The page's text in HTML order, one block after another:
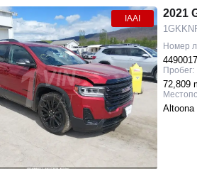
IAAI 2021
Номер
Пробег:
72,809
Altoona